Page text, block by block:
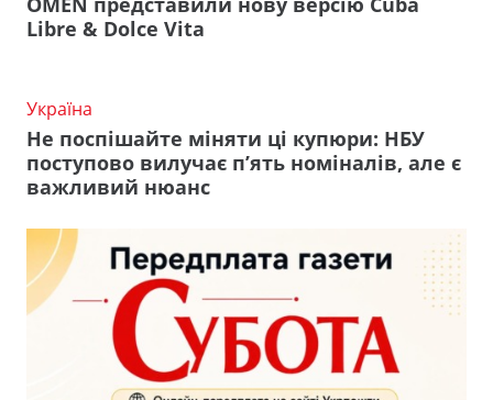
Libre & Dolce Vita
Україна
Не поспішайте міняти ці купюри: НБУ
поступово вилучає п’ять номіналів, але є
важливий нюанс